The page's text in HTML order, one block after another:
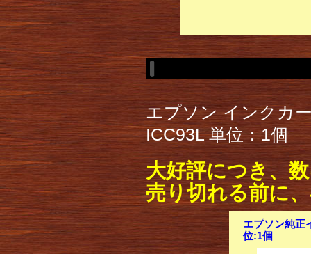
エプソン インクカ
ICC93L 単位：1個
大好評につき、
売り切れる前に
エプソン純正
位:1個